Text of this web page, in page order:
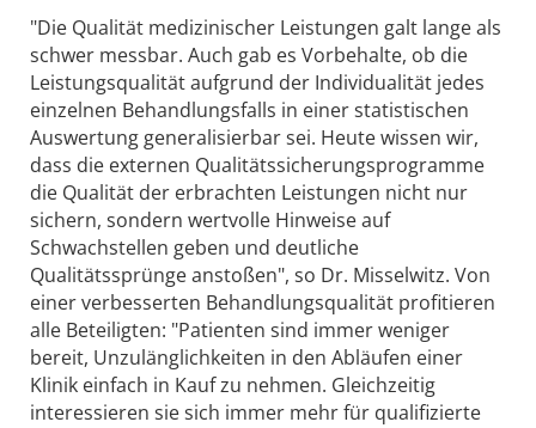
"Die Qualität medizinischer Leistungen galt lange als
schwer messbar. Auch gab es Vorbehalte, ob die
Leistungsqualität aufgrund der Individualität jedes
einzelnen Behandlungsfalls in einer statistischen
Auswertung generalisierbar sei. Heute wissen wir,
dass die externen Qualitätssicherungsprogramme
die Qualität der erbrachten Leistungen nicht nur
sichern, sondern wertvolle Hinweise auf
Schwachstellen geben und deutliche
Qualitätssprünge anstoßen", so Dr. Misselwitz. Von
einer verbesserten Behandlungsqualität profitieren
alle Beteiligten: "Patienten sind immer weniger
bereit, Unzulänglichkeiten in den Abläufen einer
Klinik einfach in Kauf zu nehmen. Gleichzeitig
interessieren sie sich immer mehr für qualifizierte